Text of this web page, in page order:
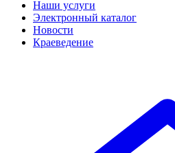
Наши услуги
Электронный каталог
Новости
Краеведение